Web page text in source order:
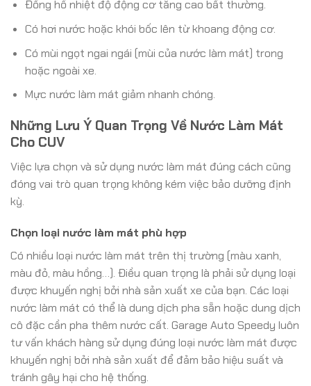
Đồng hồ nhiệt độ động cơ tăng cao bất thường.
Có hơi nước hoặc khói bốc lên từ khoang động cơ.
Có mùi ngọt ngai ngái (mùi của nước làm mát) trong
hoặc ngoài xe.
Mực nước làm mát giảm nhanh chóng.
Những Lưu Ý Quan Trọng Về Nước Làm Mát
Cho CUV
Việc lựa chọn và sử dụng nước làm mát đúng cách cũng
đóng vai trò quan trọng không kém việc bảo dưỡng định
kỳ.
Chọn loại nước làm mát phù hợp
Có nhiều loại nước làm mát trên thị trường (màu xanh,
màu đỏ, màu hồng…). Điều quan trọng là phải sử dụng loại
được khuyến nghị bởi nhà sản xuất xe của bạn. Các loại
nước làm mát có thể là dung dịch pha sẵn hoặc dung dịch
cô đặc cần pha thêm nước cất. Garage Auto Speedy luôn
tư vấn khách hàng sử dụng đúng loại nước làm mát được
khuyến nghị bởi nhà sản xuất để đảm bảo hiệu suất và
tránh gây hại cho hệ thống.